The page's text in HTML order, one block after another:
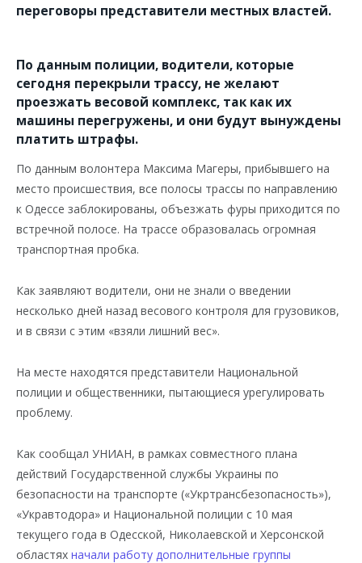
переговоры представители местных властей.
По данным полиции, водители, которые
сегодня перекрыли трассу, не желают
проезжать весовой комплекс, так как их
машины перегружены, и они будут вынуждены
платить штрафы.
По данным волонтера Максима Магеры, прибывшего на
место происшествия, все полосы трассы по направлению
к Одессе заблокированы, объезжать фуры приходится по
встречной полосе. На трассе образовалась огромная
транспортная пробка.
Как заявляют водители, они не знали о введении
несколько дней назад весового контроля для грузовиков,
и в связи с этим «взяли лишний вес».
На месте находятся представители Национальной
полиции и общественники, пытающиеся урегулировать
проблему.
Как сообщал УНИАН, в рамках совместного плана
действий Государственной службы Украины по
безопасности на транспорте («Укртрансбезопасность»),
«Укравтодора» и Национальной полиции с 10 мая
текущего года в Одесской, Николаевской и Херсонской
областях начали работу дополнительные группы